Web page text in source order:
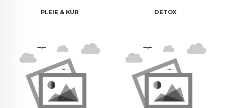
PLEIE & KUR DETOX